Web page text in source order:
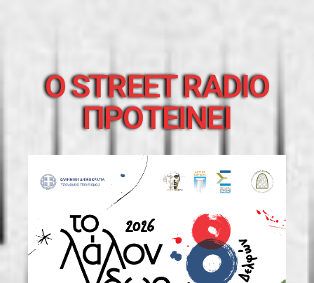
O STREET RADIO
ΠΡΟΤΕΙΝΕΙ